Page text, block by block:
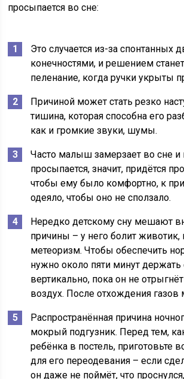
просыпается во сне:
Это случается из-за спонтанных
конечностями, и решением
пеленание, когда ручки укрыты
Причиной может стать резко
тишина, которая способна его
как и громкие звуки, шумы.
Часто малыш замерзает во сне и
просыпается, значит, придётся
чтобы ему было комфортно, к
одеяло, чтобы оно не сползало.
Нередко детскому сну мешают
причины – у него болит животик,
метеоризм. Чтобы обеспечить
нужно около пяти минут держать
вертикально, пока он не
воздух. После отхождения
Распространённая причина
мокрый подгузник. Перед тем,
ребёнка в постель, приготовьте
для его переодевания – если
он даже не поймёт, что